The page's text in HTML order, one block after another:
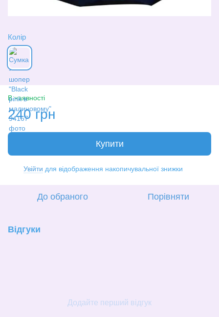
Колір
В наявності
240 грн
Купити
Увійти для відображення накопичувальної знижки
До обраного Порівняти
Відгуки
Додайте перший відгук